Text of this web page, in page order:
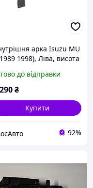
арка Isuzu MU
1998), Ліва, висота
моделі автомобіля
до відправки
₴
Купити
92%